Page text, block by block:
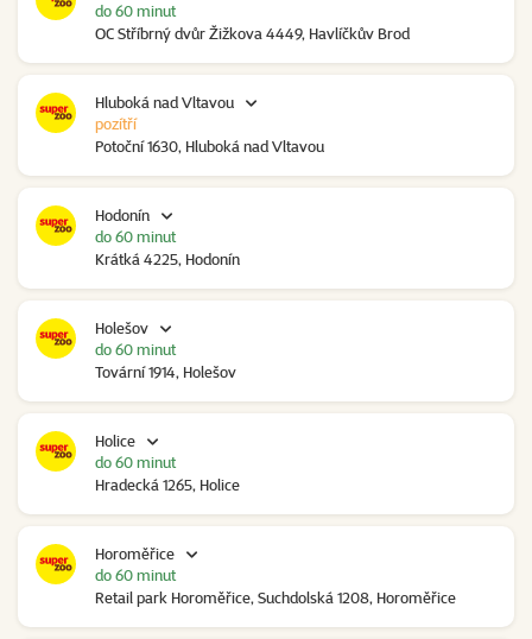
OC Stříbrný dvůr Žižkova 4449, Havlíčkův Brod
do 60 minut
Hluboká nad Vltavou
Potoční 1630, Hluboká nad Vltavou
pozítří
Hodonín
Krátká 4225, Hodonín
do 60 minut
Holešov
Tovární 1914, Holešov
do 60 minut
Holice
Hradecká 1265, Holice
do 60 minut
Horoměřice
Retail park Horoměřice, Suchdolská 1208, Horoměřice
do 60 minut